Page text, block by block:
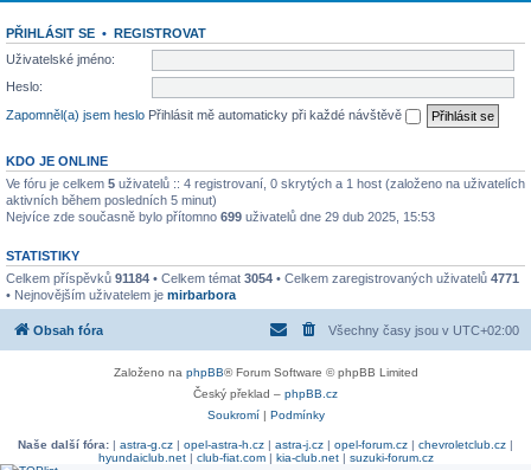
PŘIHLÁSIT SE • REGISTROVAT
Uživatelské jméno:
Heslo:
Zapomněl(a) jsem heslo Přihlásit mě automaticky při každé návštěvě
KDO JE ONLINE
Ve fóru je celkem 5 uživatelů :: 4 registrovaní, 0 skrytých a 1 host (založeno na uživatelích
aktivních během posledních 5 minut)
Nejvíce zde současně bylo přítomno 699 uživatelů dne 29 dub 2025, 15:53
STATISTIKY
Celkem příspěvků 91184 • Celkem témat 3054 • Celkem zaregistrovaných uživatelů 4771
• Nejnovějším uživatelem je mirbarbora
Obsah fóra Všechny časy jsou v UTC+02:00
Založeno na phpBB® Forum Software © phpBB Limited
Český překlad – phpBB.cz
Soukromí| Podmínky
Naše další fóra: | astra-g.cz | opel-astra-h.cz | astra-j.cz | opel-forum.cz | chevroletclub.cz |
hyundaiclub.net| club-fiat.com| kia-club.net| suzuki-forum.cz